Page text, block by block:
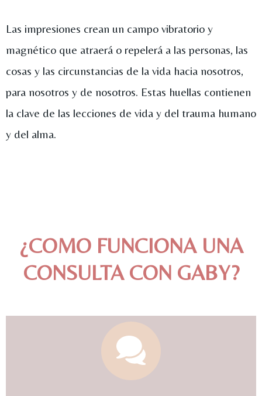
Las impresiones crean un campo vibratorio y
magnético que atraerá o repelerá a las personas, las
cosas y las circunstancias de la vida hacia nosotros,
para nosotros y de nosotros. Estas huellas contienen
la clave de las lecciones de vida y del trauma humano
y del alma.
¿COMO FUNCIONA UNA
CONSULTA CON GABY?